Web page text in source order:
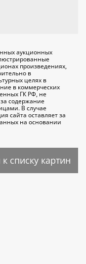
аукционных
произведениях,
в
целях в
в коммерческих
ГК РФ, не
за содержание
В случае
сайта оставляет за
на основании
списку картин